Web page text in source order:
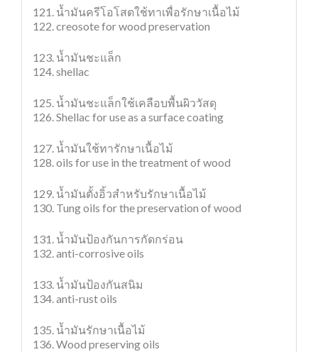
121. น้ำมันครีโอโสตใช้ทาเพื่อรักษาเนื้อไม้
122. creosote for wood preservation
123. น้ำมันชะแล็ก
124. shellac
125. น้ำมันชะแล็กใช้เคลือบพื้นผิววัสดุ
126. Shellac for use as a surface coating
127. น้ำมันใช้ทารักษาเนื้อไม้
128. oils for use in the treatment of wood
129. น้ำมันตั้งอิ้วสำหรับรักษาเนื้อไม้
130. Tung oils for the preservation of wood
131. น้ำมันป้องกันการกัดกร่อน
132. anti-corrosive oils
133. น้ำมันป้องกันสนิม
134. anti-rust oils
135. น้ำมันรักษาเนื้อไม้
136. Wood preserving oils